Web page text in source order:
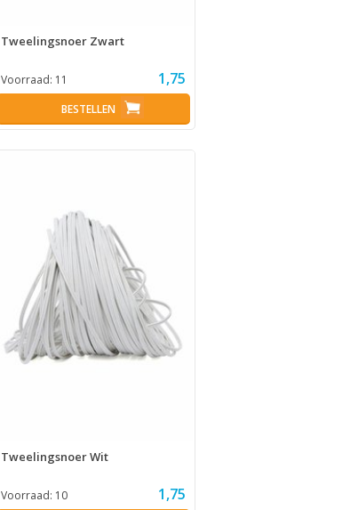
Tweelingsnoer Zwart
Voorraad: 11 1,75
BESTELLEN
Tweelingsnoer Wit
Voorraad: 10 1,75